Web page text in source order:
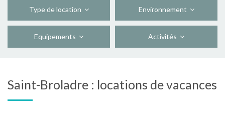
Type de location Environnement
Equipements Activités
Saint-Broladre : locations de vacances